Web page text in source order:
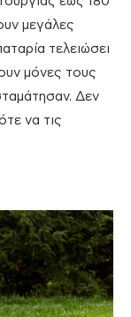
μεγάλες
τελειώσει
μόνες τους
Δεν
να τις